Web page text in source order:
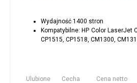
Wydajność 1400 stron
Kompatybilne: HP Color LaserJet
CP1515, CP1518, CM1300,
Ulubione Cecha Cena netto